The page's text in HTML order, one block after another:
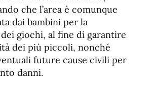
che l’area è comunque
dai bambini per la
giochi, al fine di garantire
dei più piccoli, nonché
future cause civili per
danni.